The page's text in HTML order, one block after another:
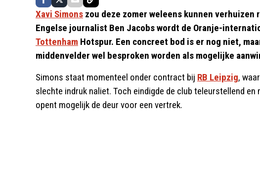
Xavi Simons zou deze zomer weleens kunnen verhuizen
Engelse journalist Ben Jacobs wordt de Oranje-
Tottenham Hotspur. Een concreet bod is er nog niet,
middenvelder wel besproken worden als mogelijke
Simons staat momenteel onder contract bij RB Leipzig,
slechte indruk naliet. Toch eindigde de club teleurstellend en
opent mogelijk de deur voor een vertrek.